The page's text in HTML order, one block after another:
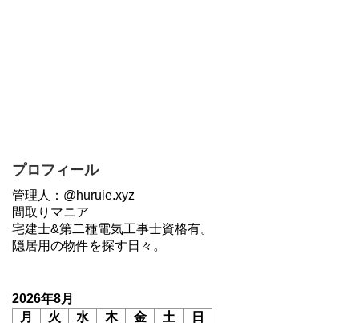
プロフィール
管理人：@huruie.xyz
間取りマニア
宅建士&第二種電気工事士資格有。
隠居用の物件を探す日々。
2026年8月
月
火 水 木 金 土 日